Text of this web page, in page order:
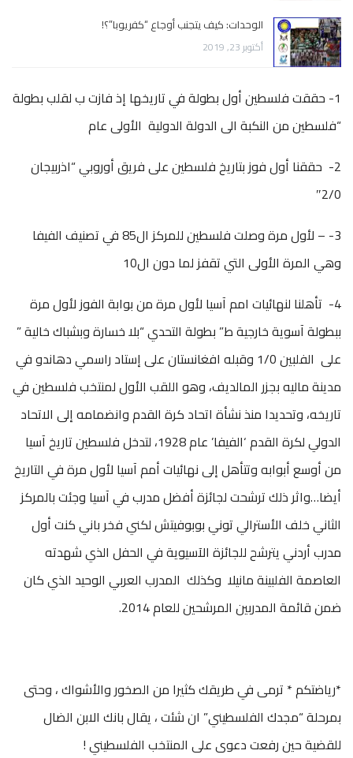
الوحدات: كيف يتجنب أوجاع “كفريوبا”؟!
أكتوبر 23, 2019
1- حققت فلسطين أول بطولة في تاريخها إذ فازت ب لقلب بطولة
“فلسطين من النكبة الى الدولة الدولية الأولى عام
2- حققنا أول فوز بتاريخ فلسطين على فريق أوروبي “اذربيجان
2/0″
3- – لأول مرة وصلت فلسطين للمركز ال85 في تصنيف الفيفا
وهي المرة الأولى التي تقفز لما دون ال10
4- تأهلنا لنهائيات امم آسيا لأول مرة من بوابة الفوز لأول مرة
ببطولة آسوية خارجية ط” بطولة التحدي “بلا خسارة وبشباك خالية ”
على الفلبين 1/0 وقبله افغانستان على إستاد راسمي دهاندو في
مدينة ماليه بجزر المالديف، وهو اللقب الأول لمنتخب فلسطين في
تاريخه، وتحديدا منذ نشأة اتحاد كرة القدم وانضمامه إلى الاتحاد
الدولي لكرة القدم ‘الفيفا’ عام 1928، لتدخل فلسطين تاريخ آسيا
من أوسع أبوابه وتتأهل إلى نهائيات أمم آسيا لأول مرة في التاريخ
أيضا…واثر ذلك ترشحت لجائزة أفضل مدرب في آسيا وجئت بالمركز
الثاني خلف الأسترالي توني بوبوفيتش لكني فخر باني كنت أول
مدرب أردني يترشح للجائزة الآسيوية في الحفل الذي شهدته
العاصمة الفلبينة مانيلا وكذلك المدرب العربي الوحيد الذي كان
ضمن قائمة المدربين المرشحين للعام 2014.
*رياضتكم * ترمى في طريقك كثيرا من الصخور والأشواك ، وحتى
بمرحلة “مجدك الفلسطيني” ان شئت ، يقال بانك الابن الضال
للقضية حين رفعت دعوى على المنتخب الفلسطيني !